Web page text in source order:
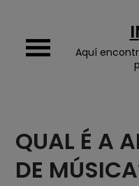
content
Aquí
QUAL É A
DE